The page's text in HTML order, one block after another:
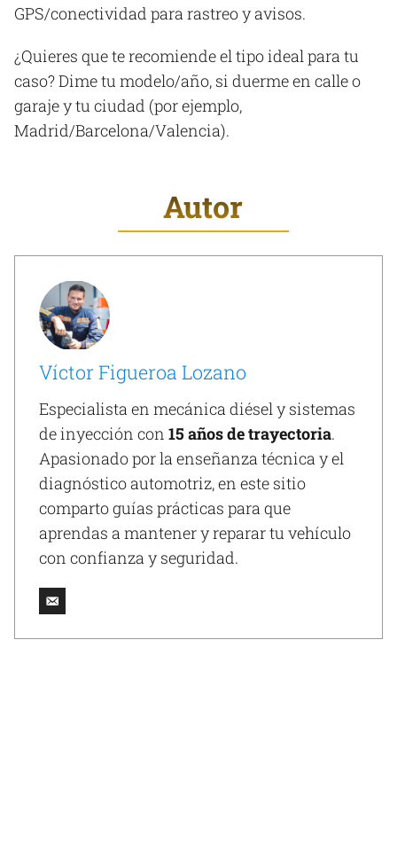
GPS/conectividad para rastreo y avisos.
¿Quieres que te recomiende el tipo ideal para tu
caso? Dime tu modelo/año, si duerme en calle o
garaje y tu ciudad (por ejemplo,
Madrid/Barcelona/Valencia).
Autor
Víctor Figueroa Lozano
Especialista en mecánica diésel y sistemas
de inyección con 15 años de trayectoria.
Apasionado por la enseñanza técnica y el
diagnóstico automotriz, en este sitio
comparto guías prácticas para que
aprendas a mantener y reparar tu vehículo
con confianza y seguridad.